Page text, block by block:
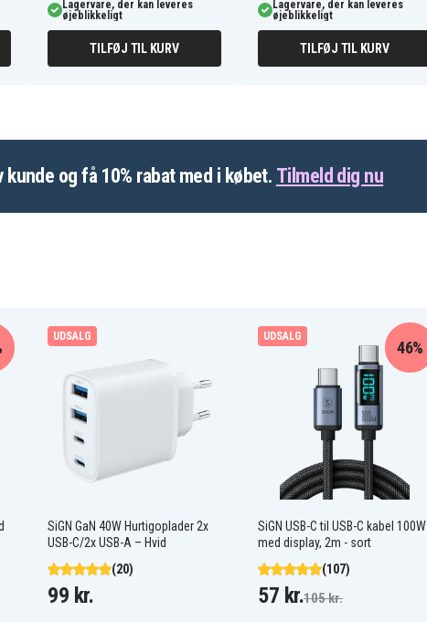
Lagervare, der kan leveres
øjeblikkeligt
TILFØJ TIL KURV
Lagervare, der kan leveres
øjeblikkeligt
TILFØJ TIL KURV
kunde og få 10% rabat med i købet. Tilmeld dig nu
UDSALG
SiGN GaN 40W Hurtigoplader 2x
USB-C/2x USB-A – Hvid
(20)
99 kr.
UDSALG
SiGN USB-C til USB-C kabel 100W
med display, 2m - sort
(107)
46%
57 kr.105 kr.